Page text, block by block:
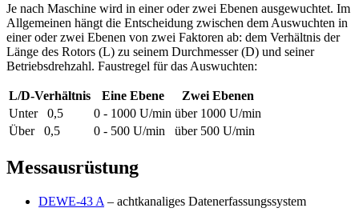
Je nach Maschine wird in einer oder zwei Ebenen ausgewuchtet. Im
Allgemeinen hängt die Entscheidung zwischen dem Auswuchten in
einer oder zwei Ebenen von zwei Faktoren ab: dem Verhältnis der
Länge des Rotors (L) zu seinem Durchmesser (D) und seiner
Betriebsdrehzahl. Faustregel für das Auswuchten:
L/D-Verhältnis Eine Ebene
Zwei Ebenen
Unter   0,5
0 - 1000 U/min über 1000 U/min
Über   0,5
0 - 500 U/min über 500 U/min
Messausrüstung
DEWE-43 A – achtkanaliges Datenerfassungssystem